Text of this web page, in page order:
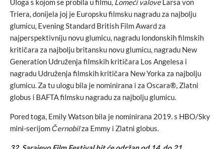
Uloga s kojom se probila u filmu, Lomeći valoveLarsa von
Triera, donijela joj je Europsku filmsku nagradu za najbolju
glumicu, Evening Standard British Film Award za
najperspektivniju novu glumicu, nagradu londonskih filmskih
kritičara za najbolju britansku novu glumicu, nagradu New
Generation Udruženja filmskih kritičara Los Angelesa i
nagradu Udruženja filmskih kritičara New Yorka za najbolju
glumicu. Za tu ulogu bila je nominirana i za Oscara®, Zlatni
globus i BAFTA filmsku nagradu za najbolju glumicu.
Pored toga, Emily Watson bila je nominirana 2019. s HBO/Sky
mini-serijomČernobilza Emmy i Zlatni globus.